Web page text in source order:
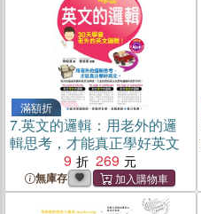
滿額折
7.英文的邏輯：用老外的邏
輯思考，才能真正學好英文
9
269
無庫存